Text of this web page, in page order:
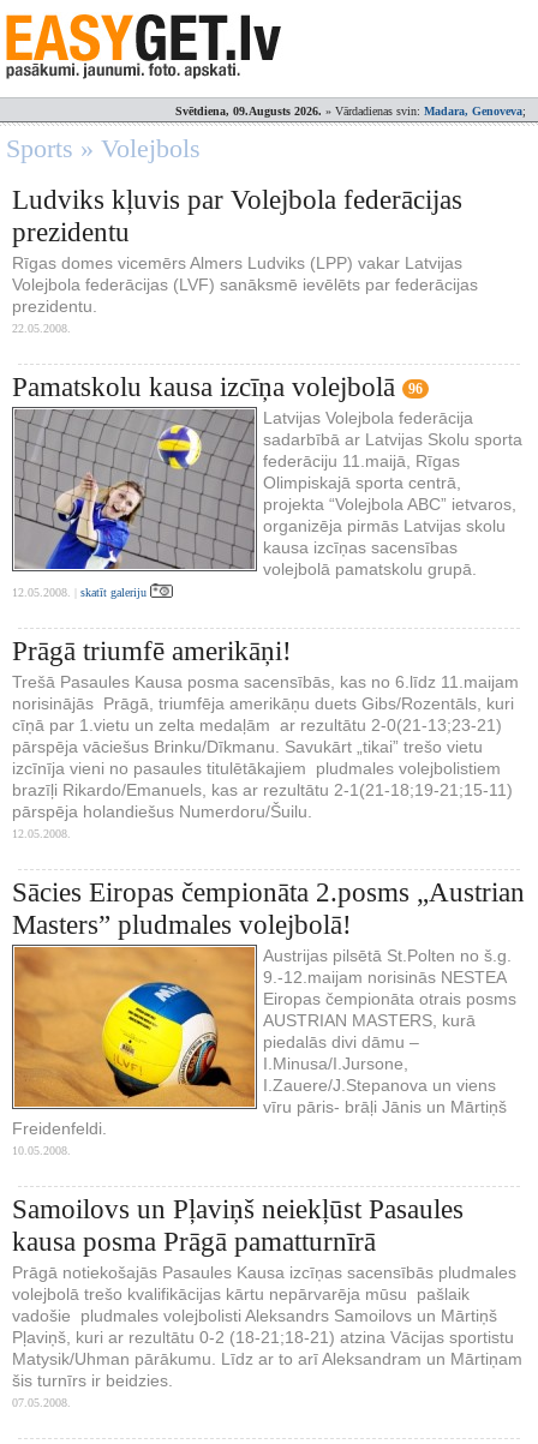
Svētdiena, 09.Augusts 2026. » Vārdadienas svin: Madara, Genoveva;
Sports » Volejbols
Ludviks kļuvis par Volejbola federācijas
prezidentu
Rīgas domes vicemērs Almers Ludviks (LPP) vakar Latvijas
Volejbola federācijas (LVF) sanāksmē ievēlēts par federācijas
prezidentu.
22.05.2008.
Pamatskolu kausa izcīņa volejbolā 96
Latvijas Volejbola federācija
sadarbībā ar Latvijas Skolu sporta
federāciju 11.maijā, Rīgas
Olimpiskajā sporta centrā,
projekta “Volejbola ABC” ietvaros,
organizēja pirmās Latvijas skolu
kausa izcīņas sacensības
volejbolā pamatskolu grupā.
12.05.2008. | skatīt galeriju
Prāgā triumfē amerikāņi!
Trešā Pasaules Kausa posma sacensībās, kas no 6.līdz 11.maijam
norisinājās Prāgā, triumfēja amerikāņu duets Gibs/Rozentāls, kuri
cīņā par 1.vietu un zelta medaļām ar rezultātu 2-0(21-13;23-21)
pārspēja vāciešus Brinku/Dīkmanu. Savukārt „tikai” trešo vietu
izcīnīja vieni no pasaules titulētākajiem pludmales volejbolistiem
brazīļi Rikardo/Emanuels, kas ar rezultātu 2-1(21-18;19-21;15-11)
pārspēja holandiešus Numerdoru/Šuilu.
12.05.2008.
Sācies Eiropas čempionāta 2.posms „Austrian
Masters” pludmales volejbolā!
Austrijas pilsētā St.Polten no š.g.
9.-12.maijam norisinās NESTEA
Eiropas čempionāta otrais posms
AUSTRIAN MASTERS, kurā
piedalās divi dāmu –
I.Minusa/I.Jursone,
I.Zauere/J.Stepanova un viens
vīru pāris- brāļi Jānis un Mārtiņš
Freidenfeldi.
10.05.2008.
Samoilovs un Pļaviņš neiekļūst Pasaules
kausa posma Prāgā pamatturnīrā
Prāgā notiekošajās Pasaules Kausa izcīņas sacensībās pludmales
volejbolā trešo kvalifikācijas kārtu nepārvarēja mūsu pašlaik
vadošie pludmales volejbolisti Aleksandrs Samoilovs un Mārtiņš
Pļaviņš, kuri ar rezultātu 0-2 (18-21;18-21) atzina Vācijas sportistu
Matysik/Uhman pārākumu. Līdz ar to arī Aleksandram un Mārtiņam
šis turnīrs ir beidzies.
07.05.2008.